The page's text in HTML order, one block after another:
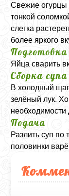
Свежие огурцы
тонкой
слегка
более яркого
Яйца сварить
Сборка супа
В холодный
зелёный лук.
необходимости
Подача
Разлить суп
половинки